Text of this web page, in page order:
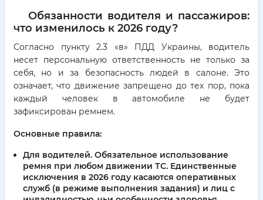
Обязанности водителя и пассажиров:
что изменилось к 2026 году?
Согласно пункту 2.3 «в» ПДД Украины, водитель
несет персональную ответственность не только за
себя, но и за безопасность людей в салоне. Это
означает, что движение запрещено до тех пор, пока
каждый человек в автомобиле не будет
зафиксирован ремнем.
Основные правила:
Для водителей. Обязательное использование
ремня при любом движении ТС. Единственные
исключения в 2026 году касаются оперативных
служб (в режиме выполнения задания) и лиц с